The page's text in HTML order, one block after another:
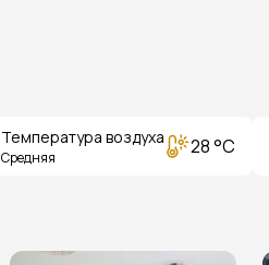
Температура воздуха
Средняя 28 °C